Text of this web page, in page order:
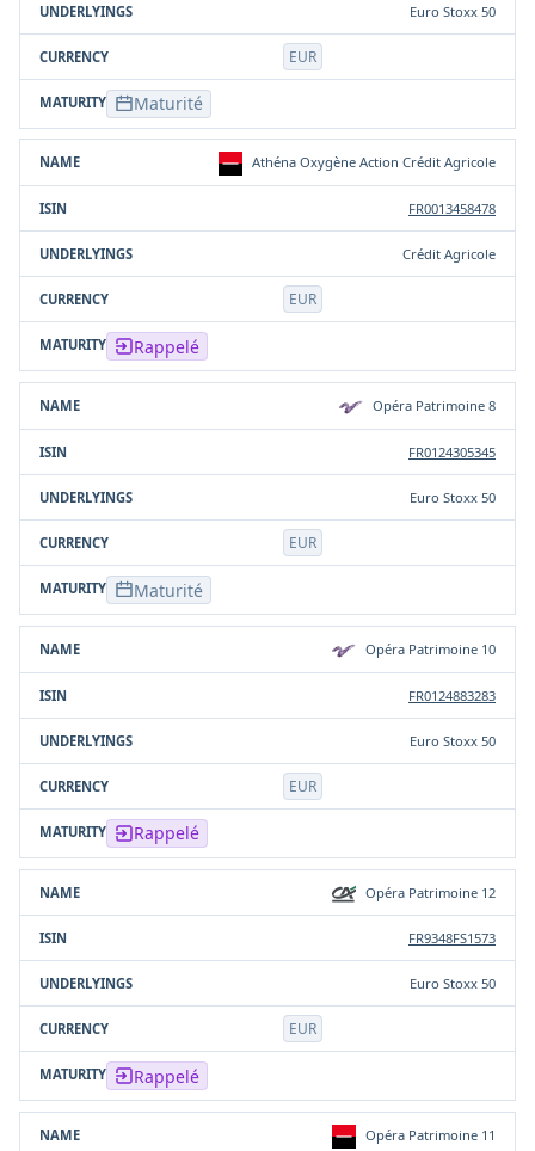
Euro Stoxx 50
EUR
Maturité
Athéna Oxygène Action Crédit Agricole
FR0013458478
Crédit Agricole
EUR
Rappelé
Opéra Patrimoine 8
FR0124305345
Euro Stoxx 50
EUR
Maturité
Opéra Patrimoine 10
FR0124883283
Euro Stoxx 50
EUR
Rappelé
Opéra Patrimoine 12
FR9348FS1573
Euro Stoxx 50
EUR
Rappelé
Opéra Patrimoine 11